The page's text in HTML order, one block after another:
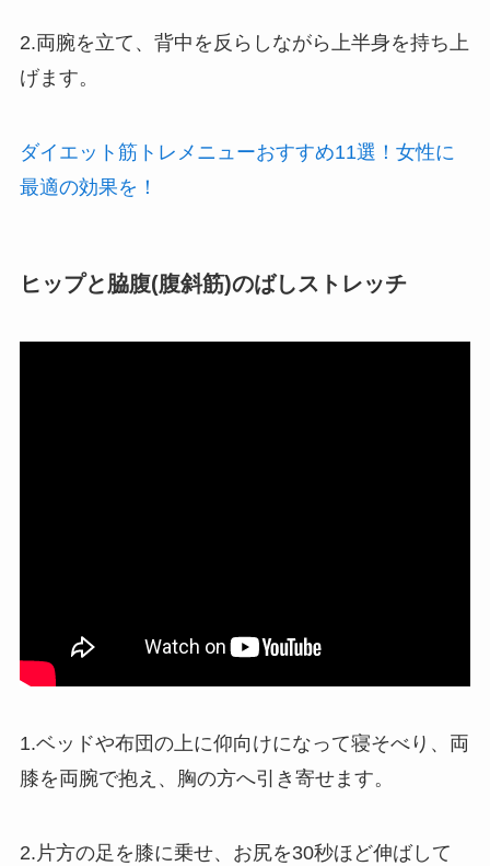
2.両腕を立て、背中を反らしながら上半身を持ち上
げます。
ダイエット筋トレメニューおすすめ11選！女性に
最適の効果を！
ヒップと脇腹(腹斜筋)のばしストレッチ
1.ベッドや布団の上に仰向けになって寝そべり、両
膝を両腕で抱え、胸の方へ引き寄せます。
2.片方の足を膝に乗せ、お尻を30秒ほど伸ばして